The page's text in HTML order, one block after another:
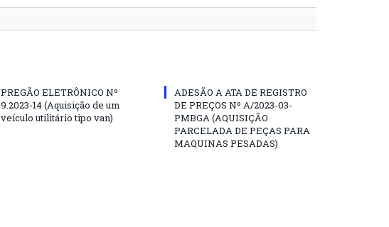
PREGÃO ELETRÔNICO Nº
9.2023-14 (Aquisição de um
veículo utilitário tipo van)
ADESÃO A ATA DE REGISTRO
DE PREÇOS Nº A/2023-03-
PMBGA (AQUISIÇÃO
PARCELADA DE PEÇAS PARA
MAQUINAS PESADAS)